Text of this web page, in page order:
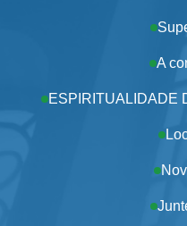
A
ESPIRITUALIDADE